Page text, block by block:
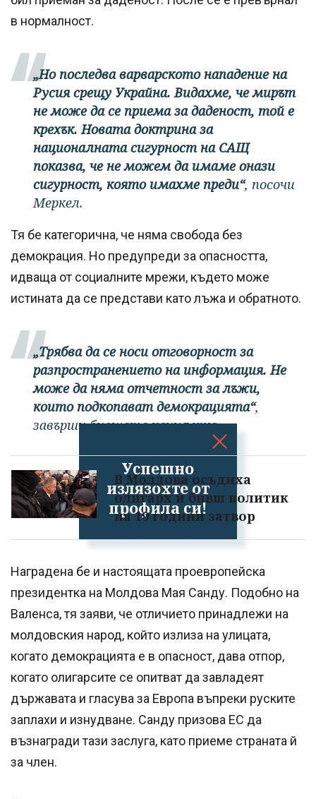
Успешно
излязохте от
профила си!
в нормалност.
„Но последва варварското нападение на
Русия срещу Украйна. Видахме, че мирът
не може да се приема за даденост, той е
крехък. Новата доктрина за
националната сигурност на САЩ
показва, че не можем да имаме онази
сигурност, която имахме преди“, посочи
Меркел.
Тя бе категорична, че няма свобода без
демокрация. Но предупреди за опасността,
идваща от социалните мрежи, където може
истината да се представи като лъжа и обратното.
„Трябва да се носи отговорност за
разпространението на информация. Не
може да няма отчетност за лъжи,
които подкопават демокрацията“,
завърши бившата канцлерка.
В Молдова осъдиха
олигарх и бивш политик
на 19 години затвор
Наградена бе и настоящата проевропейска
президентка на Молдова Мая Санду. Подобно на
Валенса, тя заяви, че отличието принадлежи на
молдовския народ, който излиза на улицата,
когато демокрацията е в опасност, дава отпор,
когато олигарсите се опитват да завладеят
държавата и гласува за Европа въпреки руските
заплахи и изнудване. Санду призова ЕС да
възнагради тази заслуга, като приеме страната й
за член.